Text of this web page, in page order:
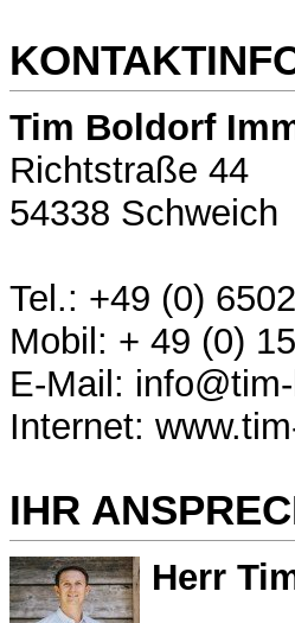
Tim Boldorf
Richtstraße 44
54338 Schweich
Tel.: +49 (0)
Mobil: + 49 (0)
E-Mail:
Internet:
IHR
Herr